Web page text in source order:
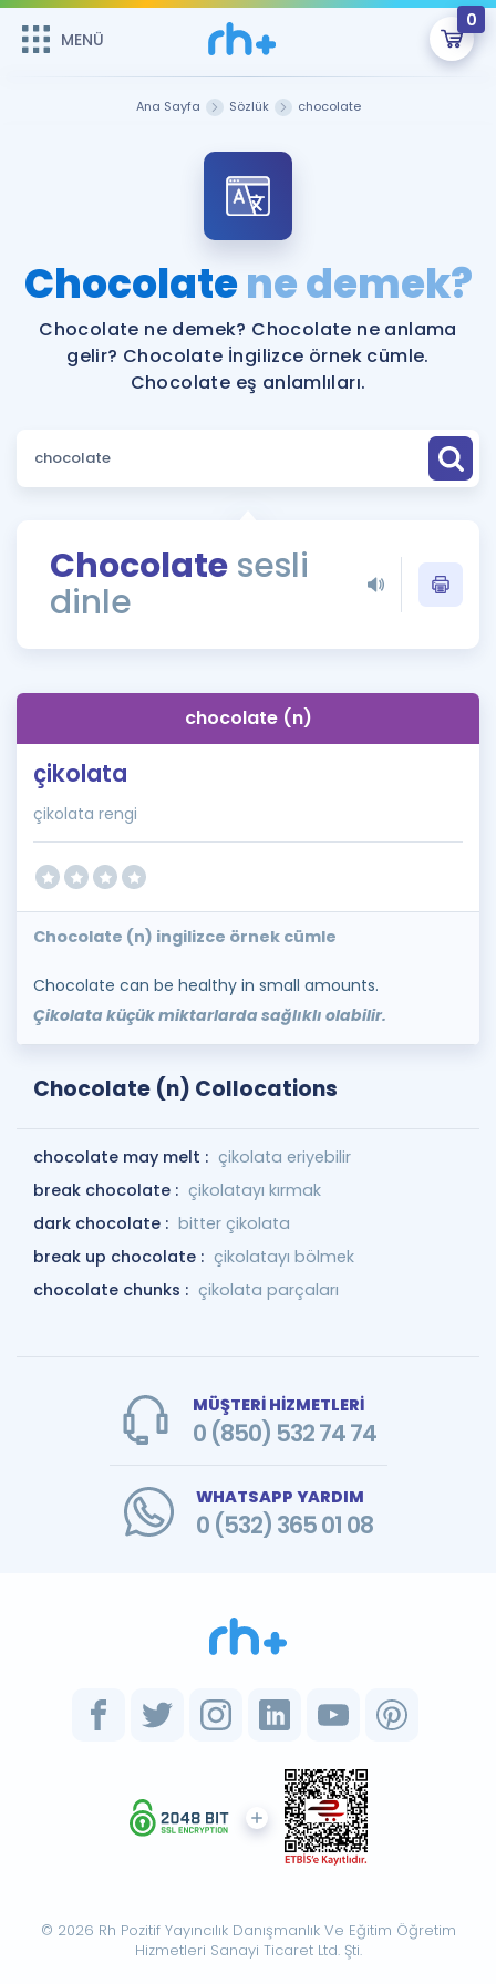
MENÜ
0
ÜYE DEĞİLİM
Sepetin Şu An Boş.
Remzi Hoca ile seni sınava hazırlayacak onlarca eğitim seni
bekliyor!
MENÜ
Faydalı Araçlar
Sözlük
Rehberlik Aracı
ÖSYM Sınav Takvimi
İngilizce Gramer
Hakkımızda
Ana Sayfa Sözlük chocolate
Chocolatene demek?
Chocolate ne demek? Chocolate ne anlama
gelir? Chocolate İngilizce örnek cümle.
Chocolate eş anlamlıları.
Chocolate sesli
dinle
chocolate (n)
çikolata
çikolata rengi
Chocolate (n) ingilizce örnek cümle
Chocolate can be healthy in small amounts.
Çikolata küçük miktarlarda sağlıklı olabilir.
Chocolate (n) Collocations
chocolate may melt : çikolata eriyebilir
break chocolate : çikolatayı kırmak
dark chocolate : bitter çikolata
break up chocolate : çikolatayı bölmek
chocolate chunks : çikolata parçaları
MÜŞTERİ HİZMETLERİ
0 (850) 532 74 74
WHATSAPP YARDIM
0 (532) 365 01 08
© 2026 Rh Pozitif Yayıncılık Danışmanlık Ve Eğitim Öğretim
Hizmetleri Sanayi Ticaret Ltd. Şti.